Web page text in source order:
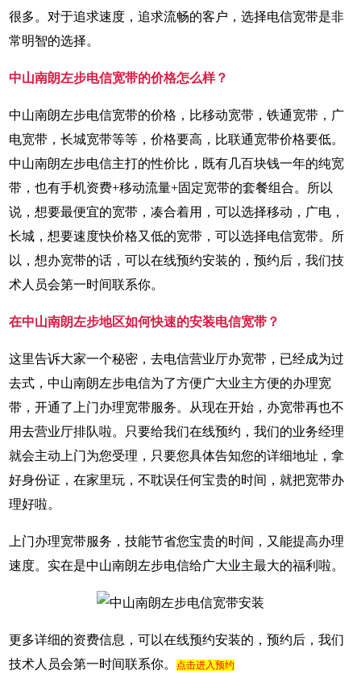
很多。对于追求速度，追求流畅的客户，选择电信宽带是非
常明智的选择。
中山南朗左步电信宽带的价格怎么样？
中山南朗左步电信宽带的价格，比移动宽带，铁通宽带，广
电宽带，长城宽带等等，价格要高，比联通宽带价格要低。
中山南朗左步电信主打的性价比，既有几百块钱一年的纯宽
带，也有手机资费+移动流量+固定宽带的套餐组合。所以
说，想要最便宜的宽带，凑合着用，可以选择移动，广电，
长城，想要速度快价格又低的宽带，可以选择电信宽带。所
以，想办宽带的话，可以在线预约安装的，预约后，我们技
术人员会第一时间联系你。
在中山南朗左步地区如何快速的安装电信宽带？
这里告诉大家一个秘密，去电信营业厅办宽带，已经成为过
去式，中山南朗左步电信为了方便广大业主方便的办理宽
带，开通了上门办理宽带服务。从现在开始，办宽带再也不
用去营业厅排队啦。只要给我们在线预约，我们的业务经理
就会主动上门为您受理，只要您具体告知您的详细地址，拿
好身份证，在家里玩，不耽误任何宝贵的时间，就把宽带办
理好啦。
上门办理宽带服务，技能节省您宝贵的时间，又能提高办理
速度。实在是中山南朗左步电信给广大业主最大的福利啦。
更多详细的资费信息，可以在线预约安装的，预约后，我们
技术人员会第一时间联系你。点击进入预约